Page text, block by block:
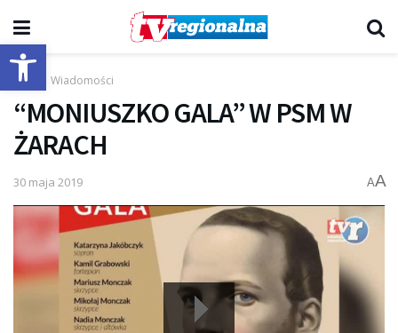
Otwórz pasek narzędzi
Start Wiadomości
“MONIUSZKO GALA” W PSM W
ŻARACH
30 maja 2019 AA